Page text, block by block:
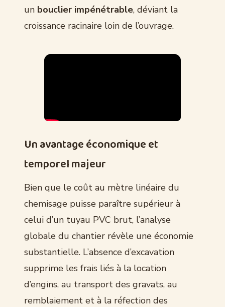
un bouclier impénétrable, déviant la
croissance racinaire loin de l’ouvrage.
Un avantage économique et
temporel majeur
Bien que le coût au mètre linéaire du
chemisage puisse paraître supérieur à
celui d’un tuyau PVC brut, l’analyse
globale du chantier révèle une économie
substantielle. L’absence d’excavation
supprime les frais liés à la location
d’engins, au transport des gravats, au
remblaiement et à la réfection des